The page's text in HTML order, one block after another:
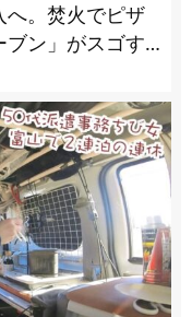
へ。焚火でピザ
ブン」がスゴす